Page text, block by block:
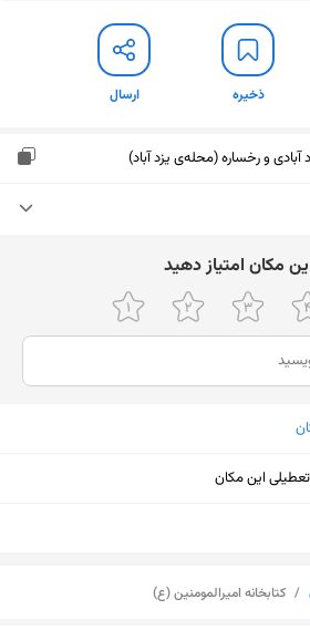
ذخیره ارسال
آبادی و رخساره (محله‌ی یزد آباد)
۸ تا ۲۰
۸ تا ۲۰
ﻣﮑﺎن اﻣﺘﯿﺎز دﻫﯿﺪ
این مکان
/ کتابخانه امیرالمومنین (ع)